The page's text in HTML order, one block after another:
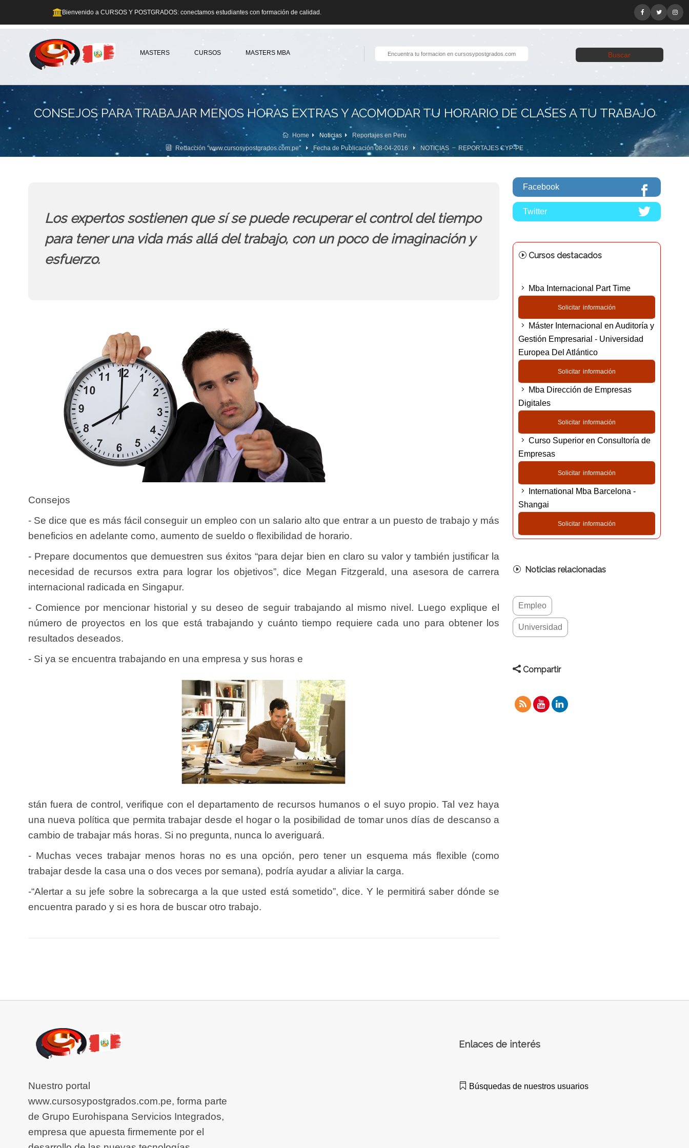
Bienvenido a CURSOS Y POSTGRADOS: conectamos estudiantes con formación de calidad.
Buscar
MASTERS CURSOS MASTERS MBA
CONSEJOS PARA TRABAJAR MENOS HORAS EXTRAS Y ACOMODAR TU HORARIO DE CLASES A TU TRABAJO
Home Noticias
Reportajes en Peru
Redacción "www.cursosypostgrados.com.pe"
Fecha de Publicación 08-04-2016 NOTICIAS REPORTAJES CYP-PE
Los expertos sostienen que sí se puede recuperar el control del tiempo
para tener una vida más allá del trabajo, con un poco de imaginación y
esfuerzo.
Consejos
- Se dice que es más fácil conseguir un empleo con un salario alto que entrar a un puesto de trabajo y más
beneficios en adelante como, aumento de sueldo o flexibilidad de horario.
- Prepare documentos que demuestren sus éxitos “para dejar bien en claro su valor y también justificar la
necesidad de recursos extra para lograr los objetivos”, dice Megan Fitzgerald, una asesora de carrera
internacional radicada en Singapur.
- Comience por mencionar historial y su deseo de seguir trabajando al mismo nivel. Luego explique el
número de proyectos en los que está trabajando y cuánto tiempo requiere cada uno para obtener los
resultados deseados.
- Si ya se encuentra trabajando en una empresa y sus horas e
stán fuera de control, verifique con el departamento de recursos humanos o el suyo propio. Tal vez haya
una nueva política que permita trabajar desde el hogar o la posibilidad de tomar unos días de descanso a
cambio de trabajar más horas. Si no pregunta, nunca lo averiguará.
- Muchas veces trabajar menos horas no es una opción, pero tener un esquema más flexible (como
trabajar desde la casa una o dos veces por semana), podría ayudar a aliviar la carga.
-“Alertar a su jefe sobre la sobrecarga a la que usted está sometido”, dice. Y le permitirá saber dónde se
encuentra parado y si es hora de buscar otro trabajo.
Facebook
Twitter
Cursos destacados
Mba Internacional Part Time
Solicitar información
Máster Internacional en Auditoría y
Gestión Empresarial - Universidad
Europea Del Atlántico
Solicitar información
Mba Dirección de Empresas
Digitales
Solicitar información
Curso Superior en Consultoría de
Empresas
Solicitar información
International Mba Barcelona -
Shangai
Solicitar información
Noticias relacionadas
Empleo
Universidad
Compartir
Nuestro portal
www.cursosypostgrados.com.pe, forma parte
de Grupo Eurohispana Servicios Integrados,
empresa que apuesta firmemente por el
Enlaces de interés
Búsquedas de nuestros usuarios